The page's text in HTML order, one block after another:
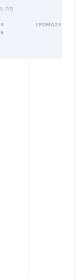
ПО
ГРОМАДЯНСТВО